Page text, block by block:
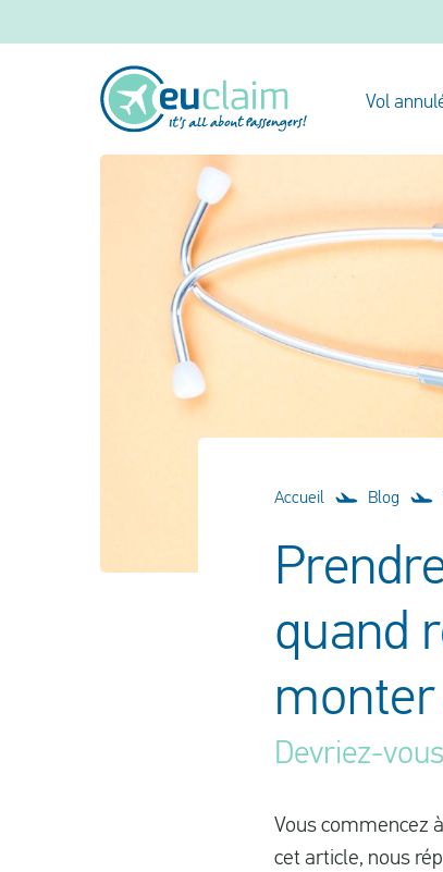
Vol
Accueil Blog
quand
monter
Devriez-
Vous commencez
cet article, nous